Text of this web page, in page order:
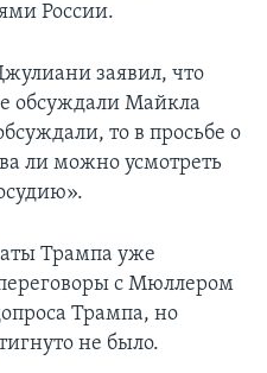
России.
заявил, что
обсуждали Майкла
то в просьбе о
ли можно усмотреть
Трампа уже
с Мюллером
Трампа, но
не было.